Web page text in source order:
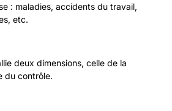
: maladies, accidents du travail,
etc.
deux dimensions, celle de la
du contrôle.